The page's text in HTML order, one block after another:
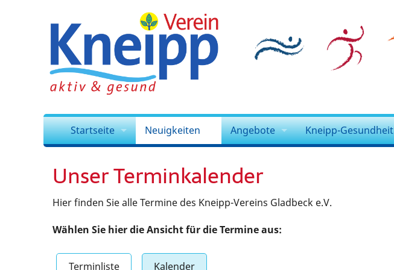
Startseite
Kursleitung
Mitgliedschaft
Neuigkeiten
Archiv
Angebote
Kinder
Kneipp-Gesundheit
Unser Terminkalender
Hier finden Sie alle Termine des Kneipp-Vereins Gladbeck e.V.
Wählen Sie hier die Ansicht für die Termine aus:
Terminliste Kalender